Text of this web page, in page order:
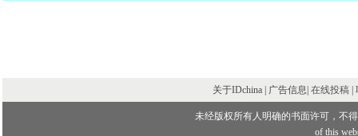
关于IDchina | 广告信息| 在线投稿
未经版权所有人明确的书面许可，不
of this